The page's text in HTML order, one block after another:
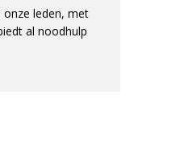
onze leden, met
al noodhulp